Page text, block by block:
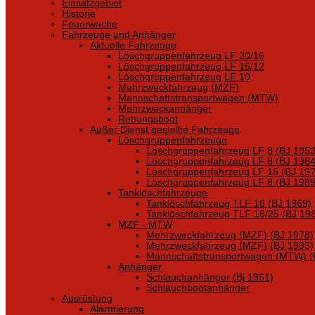
Einsatzgebiet
Historie
Feuerwache
Fahrzeuge und Anhänger
Aktuelle Fahrzeuge
Löschgruppenfahrzeug LF 20/16
Löschgruppenfahrzeug LF 16/12
Löschgruppenfahrzeug LF 10
Mehrzweckfahrzeug (MZF)
Mannschaftstransportwagen (MTW)
Mehrzweckanhänger
Rettungsboot
Außer Dienst gestellte Fahrzeuge
Löschgruppenfahrzeuge
Löschgruppenfahrzeug LF 8 (BJ
Löschgruppenfahrzeug LF 8 (BJ
Löschgruppenfahrzeug LF 16 (BJ
Löschgruppenfahrzeug LF 8 (BJ
Tanklöschfahrzeuge
Tanklöschfahrzeug TLF 16 (BJ 1969)
Tanklöschfahrzeug TLF 16/25 (BJ
MZF - MTW
Mehrzweckfahrzeug (MZF) (BJ 1978)
Mehrzweckfahrzeug (MZF) (BJ 1993)
Mannschaftstransportwagen (MTW)
Anhänger
Schlauchanhänger (Bj 1961)
Schlauchbootanhänger
Ausrüstung
Alarmierung